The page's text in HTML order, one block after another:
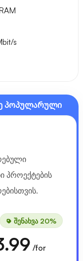
s
პოპულარული
პროექტების
შენახვა 20%
/for